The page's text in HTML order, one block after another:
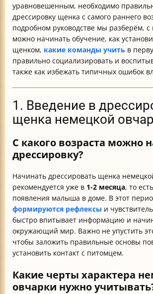
уравновешенным, необходимо
дрессировку щенка с самого раннего
подробном руководстве мы разберём, с
можно начинать обучение, как
щенком, какие команды учить в
правильно социализировать и
также как избежать типичных ошибок
1. Введение в
щенка немецкой
С какого возраста можно
дрессировку?
Начинать дрессировать щенка
рекомендуется уже в 1-2 месяца, то
появления малыша в доме. В этот
формируются рефлексы и
быстро впитывает информацию и
окружающий мир. Важно не упустить
чтобы заложить правильные основы
установить контакт с питомцем.
Какие черты характера
овчарки нужно